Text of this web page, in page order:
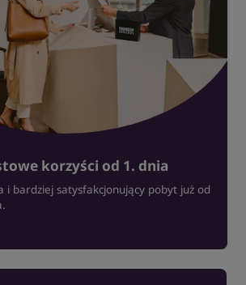
korzyści od 1. dnia
i bardziej satysfakcjonujący pobyt już od